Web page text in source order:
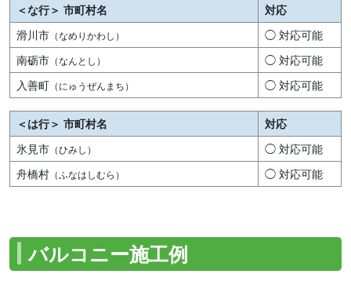
＜な行＞ 市町村名
対応
滑川市 （なめりかわし）
◯ 対応可能
南砺市 （なんとし）
◯ 対応可能
入善町 （にゅうぜんまち） ◯ 対応可能
＜は行＞ 市町村名
対応
氷見市 （ひみし）
◯ 対応可能
舟橋村 （ふなはしむら） ◯ 対応可能
バルコニー施工例